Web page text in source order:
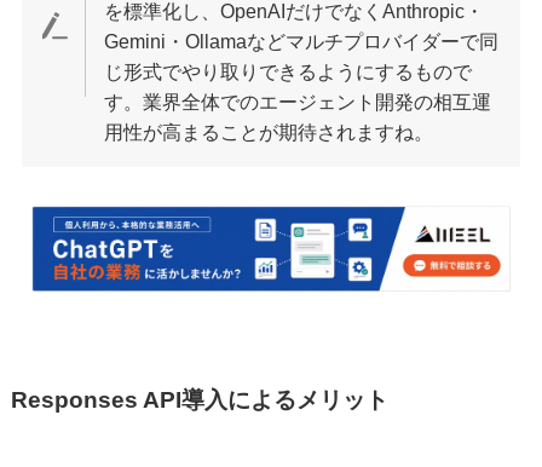
を標準化し、OpenAIだけでなくAnthropic・
Gemini・Ollamaなどマルチプロバイダーで同
じ形式でやり取りできるようにするもので
す。業界全体でのエージェント開発の相互運
用性が高まることが期待されますね。
Responses API導入によるメリット